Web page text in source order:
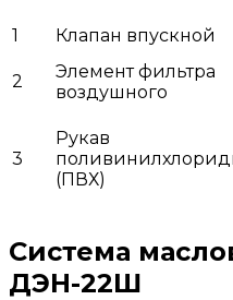
1 Клапан впускной
2
Элемент фильтра
воздушного
3
Рукав
(ПВХ)
Система
ДЭН-22Ш